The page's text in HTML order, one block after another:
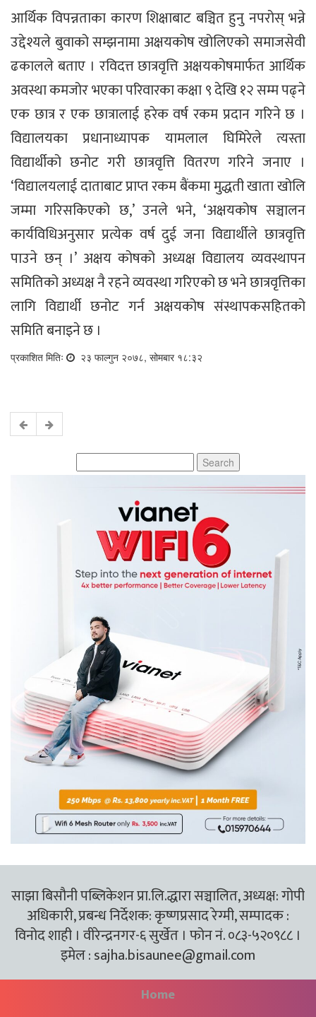
आर्थिक विपन्नताका कारण शिक्षाबाट बञ्चित हुनु नपरोस् भन्ने
उद्देश्यले बुवाको सम्झनामा अक्षयकोष खोलिएको समाजसेवी
ढकालले बताए । रविदत्त छात्रवृत्ति अक्षयकोषमार्फत आर्थिक
अवस्था कमजोर भएका परिवारका कक्षा ९ देखि १२ सम्म पढ्ने
एक छात्र र एक छात्रालाई हरेक वर्ष रकम प्रदान गरिने छ ।
विद्यालयका प्रधानाध्यापक यामलाल घिमिरेले त्यस्ता
विद्यार्थीको छनोट गरी छात्रवृत्ति वितरण गरिने जनाए ।
‘विद्यालयलाई दाताबाट प्राप्त रकम बैंकमा मुद्धती खाता खोलि
जम्मा गरिसकिएको छ,’ उनले भने, ‘अक्षयकोष सञ्चालन
कार्यविधिअनुसार प्रत्येक वर्ष दुई जना विद्यार्थीले छात्रवृत्ति
पाउने छन् ।’ अक्षय कोषको अध्यक्ष विद्यालय व्यवस्थापन
समितिको अध्यक्ष नै रहने व्यवस्था गरिएको छ भने छात्रवृत्तिका
लागि विद्यार्थी छनोट गर्न अक्षयकोष संस्थापकसहितको
समिति बनाइने छ ।
प्रकाशित मितिः २३ फाल्गुन २०७८, सोमबार १८:३२
for:
साझा बिसौनी पब्लिकेशन प्रा.लि.द्धारा सञ्चालित, अध्यक्ष: गोपी
अधिकारी, प्रबन्ध निर्देशक: कृष्णप्रसाद रेग्मी, सम्पादक :
विनोद शाही । वीरेन्द्रनगर-६ सुर्खेत । फोन नं. ०८३-५२०९८८ ।
इमेल :sajha.bisaunee@gmail.com
Home